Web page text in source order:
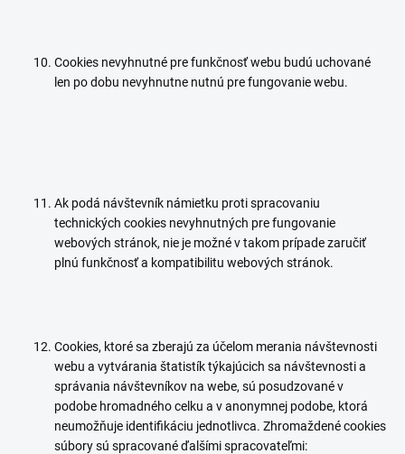
Cookies nevyhnutné pre funkčnosť webu budú uchované
len po dobu nevyhnutne nutnú pre fungovanie webu.
Ak podá návštevník námietku proti spracovaniu
technických cookies nevyhnutných pre fungovanie
webových stránok, nie je možné v takom prípade zaručiť
plnú funkčnosť a kompatibilitu webových stránok.
Cookies, ktoré sa zberajú za účelom merania návštevnosti
webu a vytvárania štatistík týkajúcich sa návštevnosti a
správania návštevníkov na webe, sú posudzované v
podobe hromadného celku a v anonymnej podobe, ktorá
neumožňuje identifikáciu jednotlivca. Zhromaždené cookies
súbory sú spracované ďalšími spracovateľmi: